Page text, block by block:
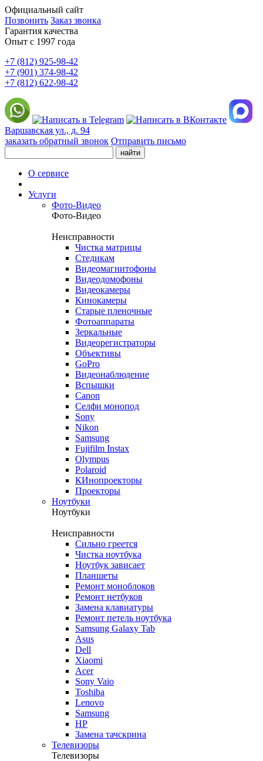
Официальный сайт
Позвонить Заказ звонка
Гарантия качества
Опыт с 1997 года
+7 (812) 925-98-42
+7 (901) 374-98-42
+7 (812) 622-98-42
Варшавская ул., д. 94
заказать обратный звонок Отправить письмо
О сервисе
Услуги
Фото-Видео
Фото-Видео
Неисправности
Чистка матрицы
Стедикам
Видеомагнитофоны
Видеодомофоны
Видеокамеры
Кинокамеры
Старые пленочные
Фотоаппараты
Зеркальные
Видеорегистраторы
Объективы
GoPro
Видеонаблюдение
Вспышки
Canon
Селфи монопод
Sony
Nikon
Samsung
Fujifilm Instax
Olympus
Polaroid
КИнопроекторы
Проекторы
Ноутбуки
Ноутбуки
Неисправности
Сильно греется
Чистка ноутбука
Ноутбук зависает
Планшеты
Ремонт моноблоков
Ремонт нетбуков
Замена клавиатуры
Ремонт петель ноутбука
Samsung Galaxy Tab
Asus
Dell
Xiaomi
Acer
Sony Vaio
Toshiba
Lenovo
Samsung
HP
Замена тачскрина
Телевизоры
Телевизоры